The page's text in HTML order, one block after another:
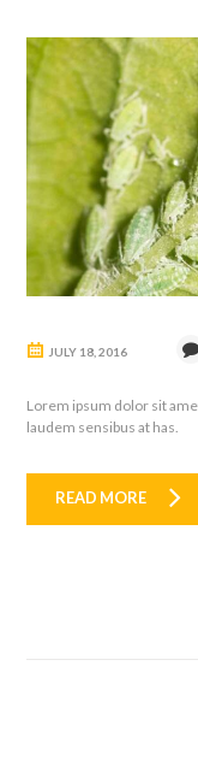
JULY 18, 2016
Lorem ipsum dolor sit
laudem sensibus at has.
READ MORE